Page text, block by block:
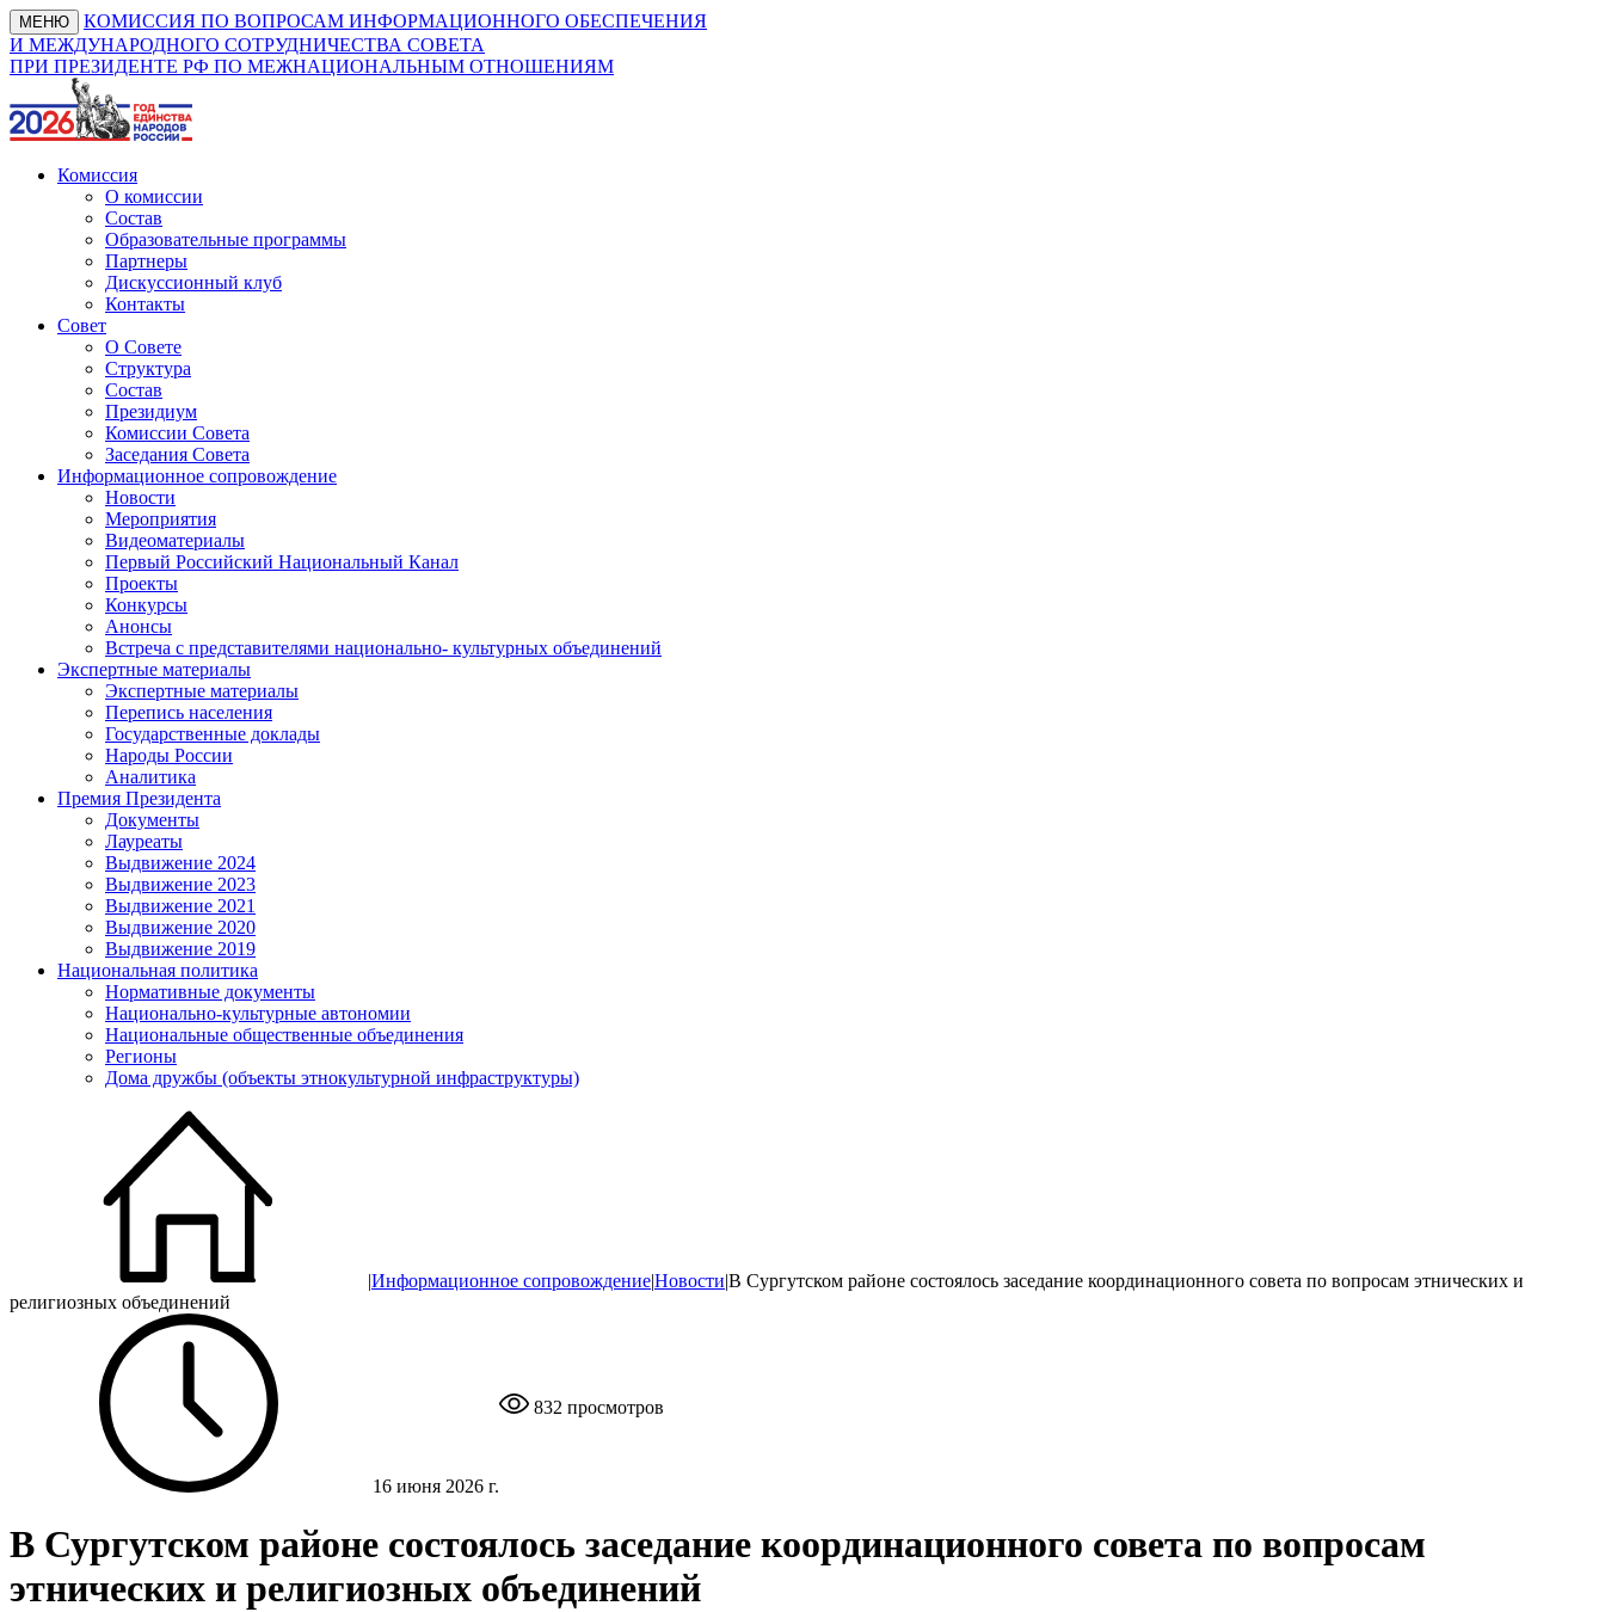
МЕНЮ
КОМИССИЯ ПО ВОПРОСАМ ИНФОРМАЦИОННОГО ОБЕСПЕЧЕНИЯ
И МЕЖДУНАРОДНОГО СОТРУДНИЧЕСТВА СОВЕТА
ПРИ ПРЕЗИДЕНТЕ РФ ПО МЕЖНАЦИОНАЛЬНЫМ ОТНОШЕНИЯМ
Комиссия
О комиссии
Состав
Образовательные программы
Партнеры
Дискуссионный клуб
Контакты
Совет
О Совете
Структура
Состав
Президиум
Комиссии Совета
Заседания Совета
Информационное сопровождение
Новости
Мероприятия
Видеоматериалы
Первый Российский Национальный Канал
Проекты
Конкурсы
Анонсы
Встреча с представителями национально- культурных объединений
Экспертные материалы
Экспертные материалы
Перепись населения
Государственные доклады
Народы России
Аналитика
Премия Президента
Документы
Лауреаты
Выдвижение 2024
Выдвижение 2023
Выдвижение 2021
Выдвижение 2020
Выдвижение 2019
Национальная политика
Нормативные документы
Национально-культурные автономии
Национальные общественные объединения
Регионы
Дома дружбы (объекты этнокультурной инфраструктуры)
|Информационное сопровождение|Новости|В Сургутском районе состоялось заседание координационного совета по вопросам этнических и
религиозных объединений
16 июня 2026 г.
832 просмотров
В Сургутском районе состоялось заседание координационного совета по вопросам
этнических и религиозных объединений